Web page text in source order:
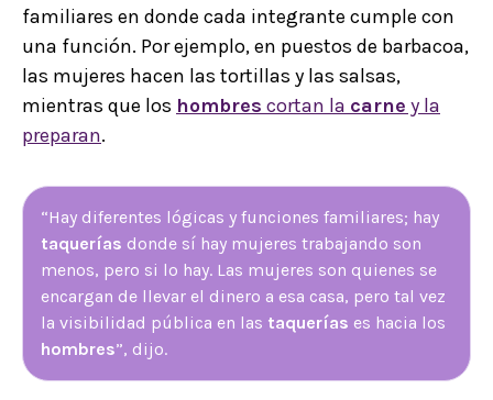
familiares en donde cada integrante cumple con
una función. Por ejemplo, en puestos de barbacoa,
las mujeres hacen las tortillas y las salsas,
mientras que los hombres cortan la carne y la
preparan.
“Hay diferentes lógicas y funciones familiares; hay
taquerías donde sí hay mujeres trabajando son
menos, pero si lo hay. Las mujeres son quienes se
encargan de llevar el dinero a esa casa, pero tal vez
la visibilidad pública en las taquerías es hacia los
hombres”, dijo.